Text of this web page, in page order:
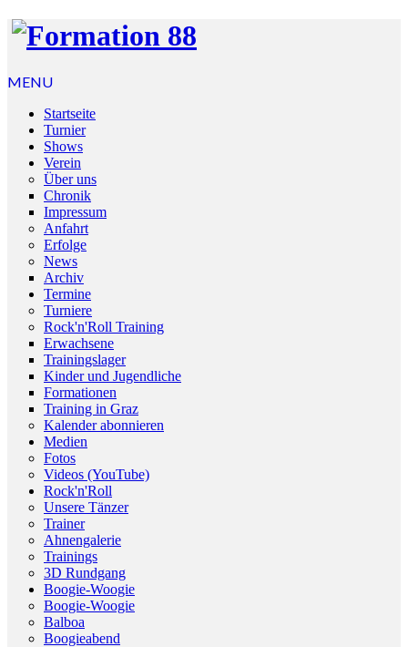
MENU
Startseite
Turnier
Shows
Verein
Über uns
Chronik
Impressum
Anfahrt
Erfolge
News
Archiv
Termine
Turniere
Rock'n'Roll Training
Erwachsene
Trainingslager
Kinder und Jugendliche
Formationen
Training in Graz
Kalender abonnieren
Medien
Fotos
Videos (YouTube)
Rock'n'Roll
Unsere Tänzer
Trainer
Ahnengalerie
Trainings
3D Rundgang
Boogie-Woogie
Boogie-Woogie
Balboa
Boogieabend